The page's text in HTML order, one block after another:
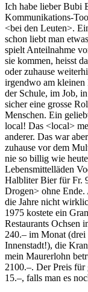
Ich habe lieber Bubi
Kommunikations-
<bei den Leuten>.
schon liebt man
spielt Anteilnahme
sie kommen, heisst
oder zuhause
irgendwo am kleinen
der Schule, im Job,
sicher eine grosse
Menschen. Ein
local! Das <local>
anderer. Das war
zuhause vor dem
nie so billig wie
Lebensmittelläden
Halbliter Bier für Fr.
Drogen> ohne
die Jahre nicht
1975 kostete ein
Restaurants Ochsen
240.– im Monat
Innenstadt!), die
mein Maurerlohn
2100.–. Der Preis für
15.–, falls man es